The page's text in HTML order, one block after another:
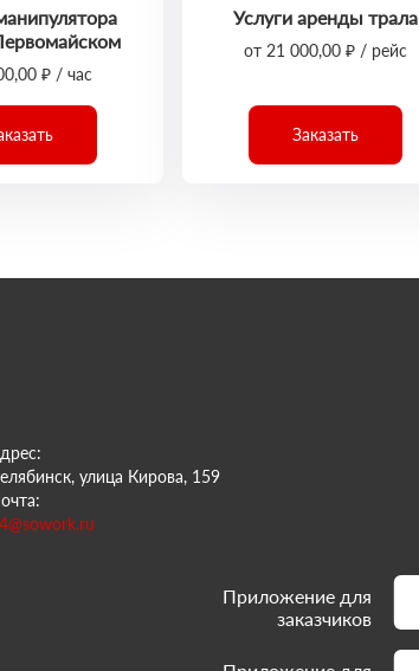
₽ / час
Услуги аренды трала
от 21 000,00 ₽ / рейс
Заказать
улица Кирова, 159
Приложение для
заказчиков